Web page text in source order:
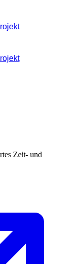
der Übersicht
Zeit- und